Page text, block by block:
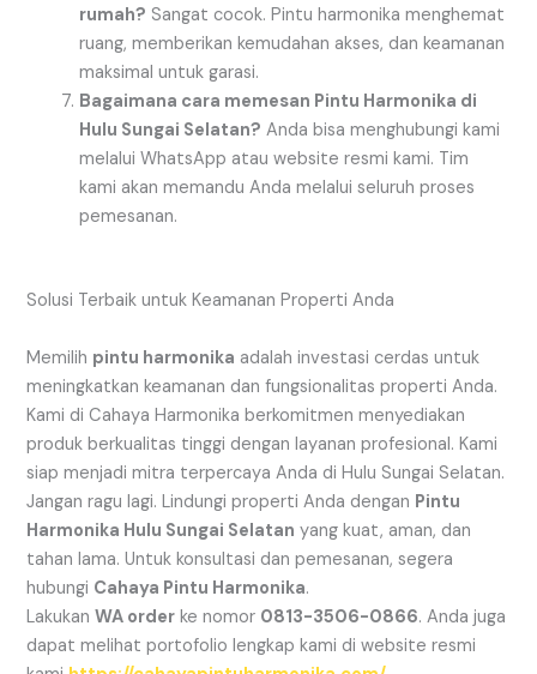
rumah? Sangat cocok. Pintu harmonika menghemat
ruang, memberikan kemudahan akses, dan keamanan
maksimal untuk garasi.
Bagaimana cara memesan Pintu Harmonika di
Hulu Sungai Selatan? Anda bisa menghubungi kami
melalui WhatsApp atau website resmi kami. Tim
kami akan memandu Anda melalui seluruh proses
pemesanan.
Solusi Terbaik untuk Keamanan Properti Anda
Memilih pintu harmonika adalah investasi cerdas untuk
meningkatkan keamanan dan fungsionalitas properti Anda.
Kami di Cahaya Harmonika berkomitmen menyediakan
produk berkualitas tinggi dengan layanan profesional. Kami
siap menjadi mitra terpercaya Anda di Hulu Sungai Selatan.
Jangan ragu lagi. Lindungi properti Anda dengan Pintu
Harmonika Hulu Sungai Selatan yang kuat, aman, dan
tahan lama. Untuk konsultasi dan pemesanan, segera
hubungi Cahaya Pintu Harmonika.
LakukanWA order ke nomor 0813-3506-0866. Anda juga
dapat melihat portofolio lengkap kami di website resmi